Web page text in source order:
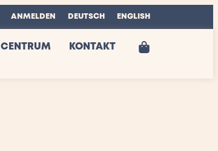
ANMELDEN DEUTSCH ENGLISH
CENTRUM KONTAKT